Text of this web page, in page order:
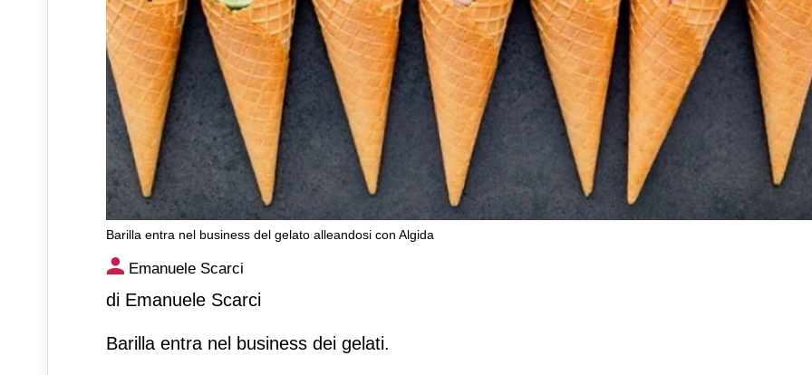
Barilla entra nel business del gelato alleandosi con Algida
Barilla entra nel business del gelato alleandosi con Algida
Emanuele Scarci
di Emanuele Scarci
Barilla entra nel business dei gelati.